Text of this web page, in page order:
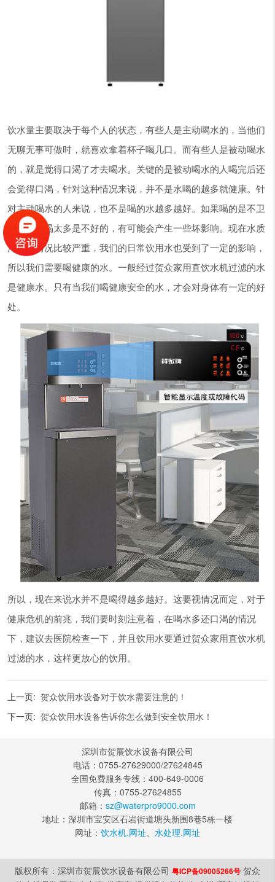
饮水量主要取决于每个人的状态，有些人是主动喝水的，当他们
无聊无事可做时，就喜欢拿着杯子喝几口。而有些人是被动喝水
的，就是觉得口渴了才去喝水。关键的是被动喝水的人喝完后还
会觉得口渴，针对这种情况来说，并不是水喝的越多就健康。针
对主动喝水的人来说，也不是喝的水越多越好。如果喝的是不卫
生的水，喝太多是不好的，有可能会产生一些坏影响。现在水质
污染的情况比较严重，我们的日常饮用水也受到了一定的影响，
所以我们需要喝健康的水。一般经过贺众家用直饮水机过滤的水
是健康水。只有当我们喝健康安全的水，才会对身体有一定的好
处。
所以，现在来说水并不是喝得越多越好。这要视情况而定，对于
健康危机的前兆，我们要时刻注意着，在喝水多还口渴的情况
下，建议去医院检查一下，并且饮用水要通过贺众家用直饮水机
过滤的水，这样更放心的饮用。
上一页: 贺众饮用水设备对于饮水需要注意的！
下一页: 贺众饮用水设备告诉你怎么做到安全饮用水！
深圳市贺展饮水设备有限公司
电话：0755-27629000/27624845
全国免费服务专线：400-649-0006
传真：0755-27624855
邮箱： sz@waterpro9000.com
地址：深圳市宝安区石岩街道塘头新围8巷5栋一楼
网址： 饮水机.网址、 水处理.网址
版权所有：深圳市贺展饮水设备有限公司 粤ICP备09005266号 贺众